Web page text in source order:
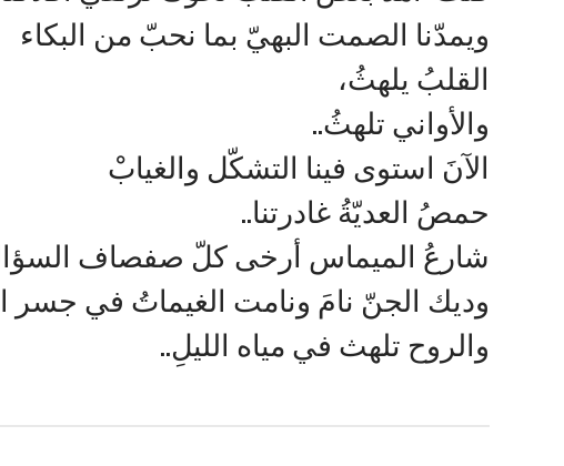
ويمدّنا الصمت البهيّ بما نحبّ من البكاء
القلبُ يلهثُ،‏
والأواني تلهثُ..‏
الآنَ استوى فينا التشكّل والغيابْ‏
حمصُ العديّةُ غادرتنا..‏
شارعُ الميماس أرخى كلّ صفصاف
وديك الجنّ نامَ ونامت الغيماتُ في جسر
والروح تلهث في مياه الليلِ..‏